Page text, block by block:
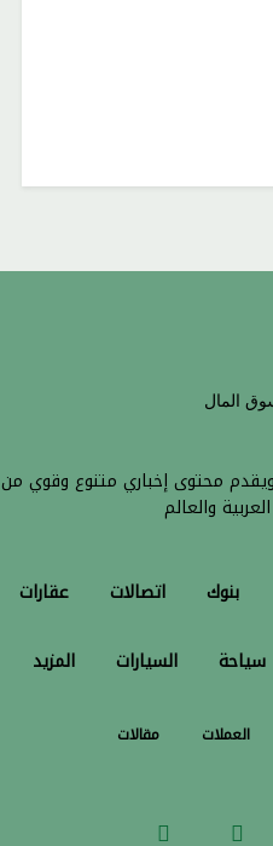
يبث على مدار 24 ساعة ويقدم محتوى إخباري متنوع وقوي من
والعالم
بنوك اتصالات عقارات
سياحة السيارات المزيد
العملات مقالات